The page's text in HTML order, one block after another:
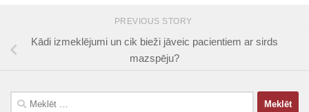
PREVIOUS STORY
Kādi izmeklējumi un cik bieži jāveic pacientiem ar sirds
mazspēju?
Meklēt: